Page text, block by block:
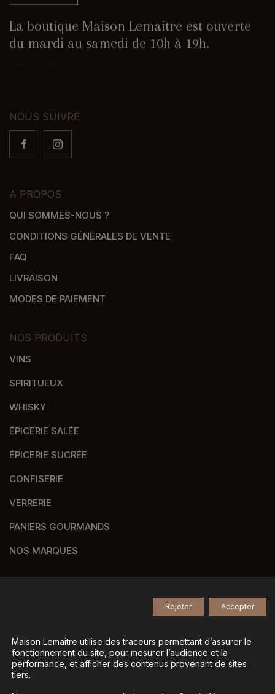
La boutique Maison Lemaitre est ouverte
du mardi au samedi de 10h à 19h.
NOUS SUIVRE
A PROPOS
QUI SOMMES-NOUS ?
CONDITIONS GÉNÉRALES DE VENTE
FAQ
LIVRAISON
MODES DE PAIEMENT
NOS PRODUITS
VINS
SPIRITUEUX
WHISKY
ÉPICERIE SALÉE
ÉPICERIE SUCRÉE
CONFISERIE
VERRERIE
PANIERS GOURMANDS
NOS MARQUES
Tous droits réservés -
Mentions légales-
Gestion des données personnelles-
Gérer mes cookies
Maison Lemaitre utilise des traceurs permettant d’assurer le
fonctionnement du site, pour mesurer l’audience et la
performance, et afficher des contenus provenant de sites
tiers.
Accepter
Rejeter